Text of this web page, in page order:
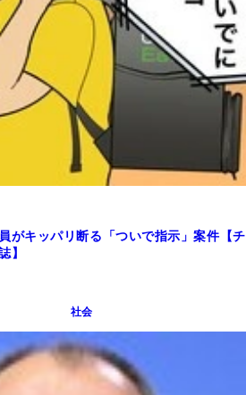
がキッパリ断る「ついで指示」案件【チ
】
社会